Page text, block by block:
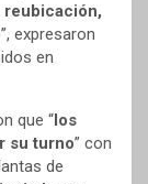
reubicación,
”, expresaron
en
que “los
su turno” con
de